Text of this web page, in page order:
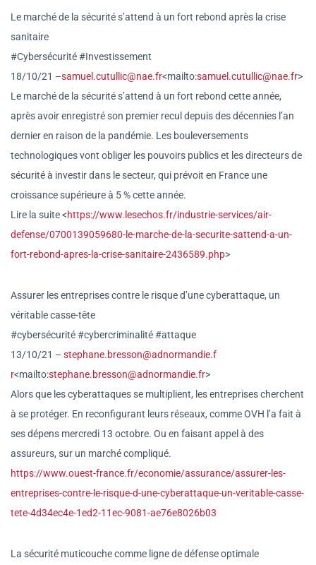
Le marché de la sécurité s’attend à un fort rebond après la crise
sanitaire
#Cybersécurité #Investissement
18/10/21 –samuel.cutullic@nae.fr<mailto:samuel.cutullic@nae.fr>
Le marché de la sécurité s’attend à un fort rebond cette année,
après avoir enregistré son premier recul depuis des décennies l’an
dernier en raison de la pandémie. Les bouleversements
technologiques vont obliger les pouvoirs publics et les directeurs de
sécurité à investir dans le secteur, qui prévoit en France une
croissance supérieure à 5 % cette année.
Lire la suite <https://www.lesechos.fr/industrie-services/air-
defense/0700139059680-le-marche-de-la-securite-sattend-a-un-
fort-rebond-apres-la-crise-sanitaire-2436589.php>
Assurer les entreprises contre le risque d’une cyberattaque, un
véritable casse-tête
#cybersécurité #cybercriminalité #attaque
13/10/21 – stephane.bresson@adnormandie.f
r<mailto:stephane.bresson@adnormandie.fr>
Alors que les cyberattaques se multiplient, les entreprises cherchent
à se protéger. En reconfigurant leurs réseaux, comme OVH l’a fait à
ses dépens mercredi 13 octobre. Ou en faisant appel à des
assureurs, sur un marché compliqué.
https://www.ouest-france.fr/economie/assurance/assurer-les-
entreprises-contre-le-risque-d-une-cyberattaque-un-veritable-casse-
tete-4d34ec4e-1ed2-11ec-9081-ae76e8026b03
La sécurité muticouche comme ligne de défense optimale